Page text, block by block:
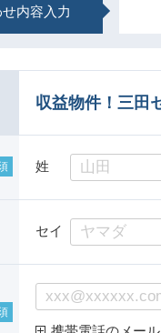
内容入力
収益物件！三田
姓
セイ